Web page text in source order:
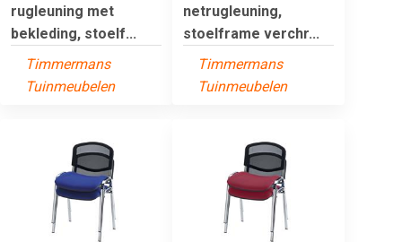
rugleuning met
bekleding, stoelf...
Timmermans
Tuinmeubelen
netrugleuning,
stoelframe verchr...
Timmermans
Tuinmeubelen